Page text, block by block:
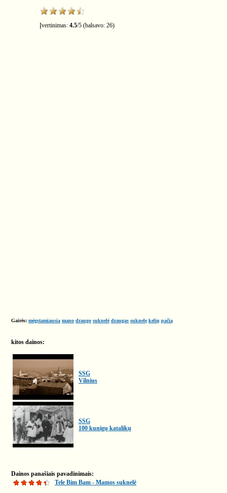
Įvertinimas: 4.5/5 (balsavo: 26)
Gairės: mėgstamiausia mano draugo suknelė draugas suknelę kelių pačią
kitos dainos:
SSG
Vilnius
SSG
100 kunigų katalikų
Dainos panašiais pavadinimais:
Tele Bim Bam - Mamos suknelė